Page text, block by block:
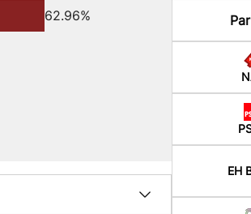
62.96%
EH